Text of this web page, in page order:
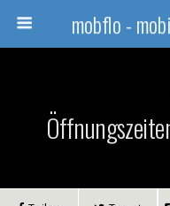
mobflo -